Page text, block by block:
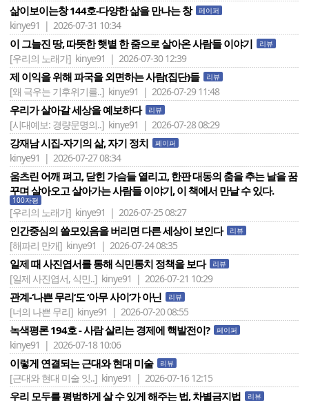
삶이보이는창 144호-다양한 삶을 만나는 창 페이퍼
kinye91 | 2026-07-31 10:34
이 그늘진 땅, 따뜻한 햇볕 한 줌으로 살아온 사람들 이야기 리뷰
[우리의 노래가] kinye91 | 2026-07-30 12:39
제 이익을 위해 파국을 외면하는 사람(집단)들 리뷰
[왜 극우는 기후위기를..] kinye91 | 2026-07-29 11:48
우리가 살아갈 세상을 예보하다 리뷰
[시대예보: 경량문명의..] kinye91 | 2026-07-28 08:29
강재남 시집-자기의 삶, 자기 정치 페이퍼
kinye91 | 2026-07-27 08:34
움츠린 어깨 펴고, 닫힌 가슴들 열리고, 한판 대동의 춤을 추는 날을 꿈
꾸며 살아오고 살아가는 사람들 이야기, 이 책에서 만날 수 있다.
100자평
[우리의 노래가] kinye91 | 2026-07-25 08:27
인간중심의 쓸모있음을 버리면 다른 세상이 보인다 리뷰
[해파리 만개] kinye91 | 2026-07-24 08:35
일제 때 사진엽서를 통해 식민통치 정책을 보다 리뷰
[일제 사진엽서, 식민..] kinye91 | 2026-07-21 10:29
관계-‘나쁜 무리‘도 ‘아무 사이‘가 아닌 리뷰
[너의 나쁜 무리] kinye91 | 2026-07-20 08:55
녹색평론 194호 - 사람 살리는 경제에 핵발전이? 페이퍼
kinye91 | 2026-07-18 10:06
이렇게 연결되는 근대와 현대 미술 리뷰
[근대와 현대 미술 잇..] kinye91 | 2026-07-16 12:15
우리 모두를 평범하게 살 수 있게 해주는 법, 차별금지법 리뷰